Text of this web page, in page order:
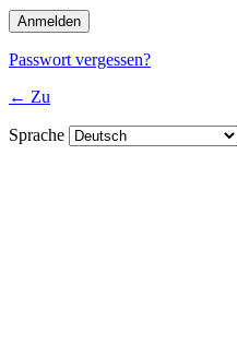
Passwort vergessen?
← Zu
Sprache